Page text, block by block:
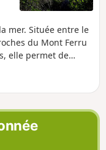
mer. Située entre le
du Mont Ferru
elle permet de
bien entretenu.
chênes verts qui